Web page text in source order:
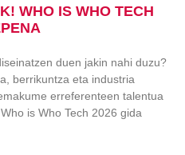
WHO IS WHO TECH
duen jakin nahi duzu?
berrikuntza eta industria
erreferenteen talentua
is Who Tech 2026 gida